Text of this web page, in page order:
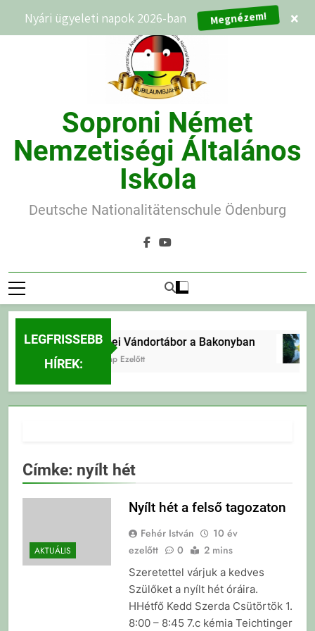
Soproni Német
Nemzetiségi Általános
Iskola
Deutsche Nationalitätenschule Ödenburg
LEGFRISSEBB
HÍREK:
Erdei Vándortábor a Bakonyban
1 Nap Ezelőtt
Címke: nyílt hét
AKTUÁLIS
Nyílt hét a felső tagozaton
Fehér István
10 év
ezelőtt
0 2 mins
Szeretettel várjuk a kedves
Szülőket a nyílt hét óráira.
HHétfő Kedd Szerda Csütörtök 1.
8:00 – 8:45 7.c kémia Teichtinger
Nyári ügyeleti napok 2026-ban Megnézem! ×